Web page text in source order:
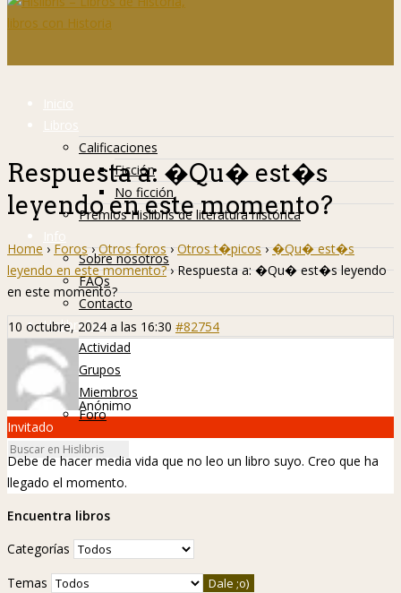
Inicio
Libros
Calificaciones
Ficción
No ficción
Premios Hislibris de literatura histórica
Info
Sobre nosotros
FAQs
Contacto
Hislibreños
Actividad
Grupos
Miembros
Foro
Respuesta a: �Qu� est�s
leyendo en este momento?
Home › Foros › Otros foros › Otros t�picos › �Qu� est�s
leyendo en este momento? › Respuesta a: �Qu� est�s leyendo
en este momento?
10 octubre, 2024 a las 16:30 #82754
Anónimo
Invitado
Debe de hacer media vida que no leo un libro suyo. Creo que ha
llegado el momento.
Encuentra libros
Categorías
Temas